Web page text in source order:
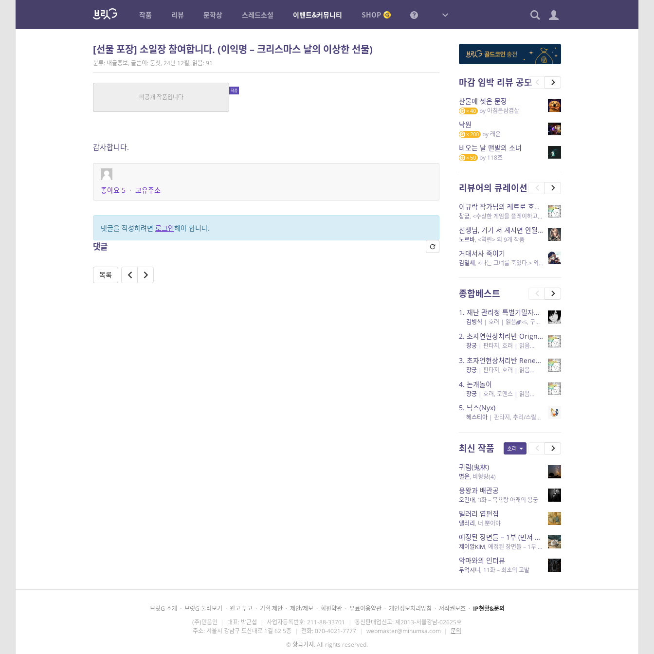
작품 리뷰 문학상 스레드소설 이벤트&커뮤니티 SHOP
[선물 포장] 소일장 참여합니다. (이익명 – 크리스마스 날의 이상한 선물)
분류: 내글홍보, 글쓴이: 둠칫, 24년 12월, 읽음: 91
크리스마스 날의 이상한 선물
판타지, 일반
감사합니다.
좋아요 5 · 고유주소
댓글을 작성하려면 로그인해야 합니다.
댓글
목록
마감 임박 리뷰 공모
찬물에 씻은 문장
40 by 아침은삼겹살
낙원
200 by 래온
비오는 날 맨발의 소녀
50 by 118호
리뷰어의 큐레이션
이규락 작가님의 레트로 호러 리뷰
창궁, <수상한 게임을 플레이하고 있어> 외 3개 작품
선생님, 거기 서 계시면 안될 것 같은데요-역할 클리셰를 비튼 작품들
노르바, <역린> 외 9개 작품
거대서사 죽이기
김밀세, <나는 그녀를 죽였다.> 외 1개 작품
종합베스트
1. 재난 관리청 특별기밀자료들
김병식 | 호러 | 읽음 ×5, 구독 , 응원95, 리뷰3
2. 초자연현상처리반 Orignal + True Ending
창궁| 판타지, 호러 | 읽음 , 구독 , 응원6
3. 초자연현상처리반 Renewal
창궁| 판타지, 호러 | 읽음 , 구독 , 응원82, 리뷰4
4. 논개놀이
창궁| 호러, 로맨스| 읽음 , 공감11, 응원25
5. 닉스(Nyx)
헤스티아| 판타지, 추리/스릴러 | 읽음
최신 작품 호러
귀림(鬼林)
별운, 비형랑(4)
용왕과 배관공
오건대, 3화 – 목욕탕 아래의 용궁
델러리 엽편집
델러리 , 너 뿐이야
예정된 장면들 – 1부 (먼저 죽어야 할 사람들)
제이알KIM, 예정된 장면들 – 1부 (먼저 죽어야 할 사람들)
악마와의 인터뷰
두억시니, 11화 – 최초의 고발
브릿G 소개 · 브릿G 둘러보기 · 원고 투고 · 기획 제안 · 제안/제보 · 회원약관 · 유료이용약관 · 개인정보처리방침 · 저작권보호 · IP현황&문의
(주)민음인 | 대표: 박근섭 | 사업자등록번호: 211-88-33701 | 통신판매업신고: 제2013-서울강남-02625호
주소: 서울시 강남구 도산대로 1길 62 5층 | 전화: 070-4021-7777 | webmaster@minumsa.com | 문의
©황금가지 . All rights reserved.